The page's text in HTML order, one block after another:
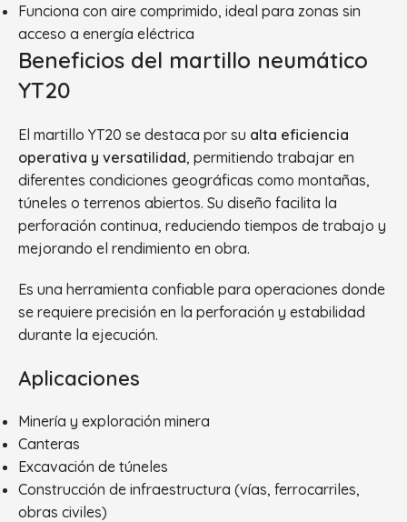
Funciona con aire comprimido, ideal para zonas sin
acceso a energía eléctrica
Beneficios del martillo neumático
YT20
El martillo YT20 se destaca por su alta eficiencia
operativa y versatilidad, permitiendo trabajar en
diferentes condiciones geográficas como montañas,
túneles o terrenos abiertos. Su diseño facilita la
perforación continua, reduciendo tiempos de trabajo y
mejorando el rendimiento en obra.
Es una herramienta confiable para operaciones donde
se requiere precisión en la perforación y estabilidad
durante la ejecución.
Aplicaciones
Minería y exploración minera
Canteras
Excavación de túneles
Construcción de infraestructura (vías, ferrocarriles,
obras civiles)